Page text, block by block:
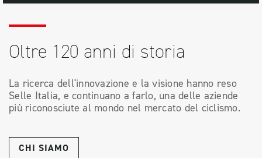
Oltre 120 anni di storia
La ricerca dell'innovazione e la visione hanno reso
Selle Italia, e continuano a farlo, una delle aziende
più riconosciute al mondo nel mercato del ciclismo.
CHI SIAMO